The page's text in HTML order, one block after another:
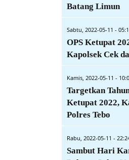
Batang Limun
Sabtu, 2022-05-11 -
OPS Ketupat
Kapolsek Cek
Kamis, 2022-05-11 -
Targetkan
Ketupat 2022,
Polres Tebo
Rabu, 2022-05-11 -
Sambut Hari